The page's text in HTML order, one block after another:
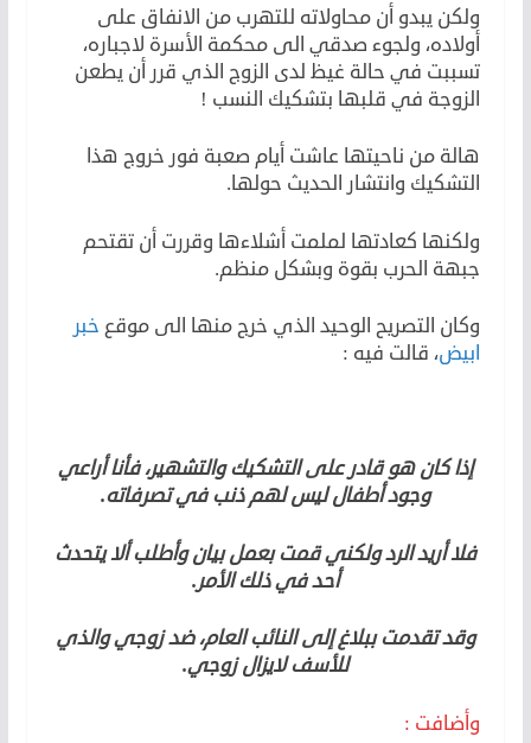
ولكن يبدو أن محاولاته للتهرب من الانفاق على
أولاده، ولجوء صدقي الى محكمة الأسرة لاجباره،
تسببت في حالة غيظ لدى الزوج الذي قرر أن يطعن
الزوجة في قلبها بتشكيك النسب !
هالة من ناحيتها عاشت أيام صعبة فور خروج هذا
التشكيك وانتشار الحديث حولها.
ولكنها كعادتها لملمت أشلاءها وقررت أن تقتحم
جبهة الحرب بقوة وبشكل منظم.
وكان التصريح الوحيد الذي خرج منها الى موقع خبر
ابيض، قالت فيه :
إذا كان هو قادر على التشكيك والتشهير، فأنا أراعي
وجود أطفال ليس لهم ذنب في تصرفاته.
فلا أريد الرد ولكني قمت بعمل بيان وأطلب ألا يتحدث
أحد في ذلك الأمر.
وقد تقدمت ببلاغ إلى النائب العام، ضد زوجي والذي
للأسف لايزال زوجي.
وأضافت :